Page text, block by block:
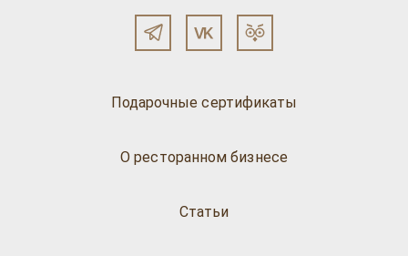
Подарочные сертификаты
О ресторанном бизнесе
Статьи